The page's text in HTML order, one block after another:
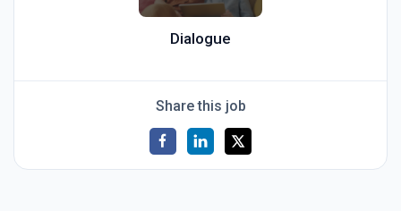
Dialogue
Share this job